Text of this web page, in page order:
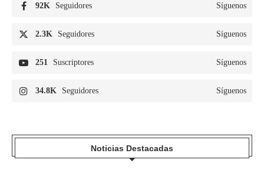
92K Seguidores Síguenos
2.3K Seguidores Síguenos
251 Suscriptores Síguenos
34.8K Seguidores Síguenos
Noticias Destacadas